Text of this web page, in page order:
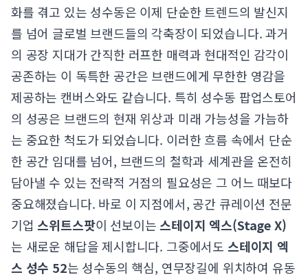
화를 겪고 있는 성수동은 이제 단순한 트렌드의 발신지
를 넘어 글로벌 브랜드들의 각축장이 되었습니다. 과거
의 공장 지대가 간직한 러프한 매력과 현대적인 감각이
공존하는 이 독특한 공간은 브랜드에게 무한한 영감을
제공하는 캔버스와도 같습니다. 특히 성수동 팝업스토어
의 성공은 브랜드의 현재 위상과 미래 가능성을 가늠하
는 중요한 척도가 되었습니다. 이러한 흐름 속에서 단순
한 공간 임대를 넘어, 브랜드의 철학과 세계관을 온전히
담아낼 수 있는 전략적 거점의 필요성은 그 어느 때보다
중요해졌습니다. 바로 이 지점에서, 공간 큐레이션 전문
기업 스위트스팟이 선보이는 스테이지 엑스(Stage X)
는 새로운 해답을 제시합니다. 그중에서도 스테이지 엑
스 성수 52는 성수동의 핵심, 연무장길에 위치하여 유동